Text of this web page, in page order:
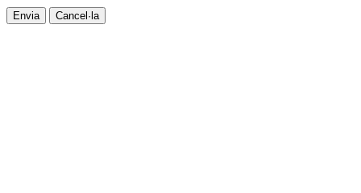
Envia Cancel·la